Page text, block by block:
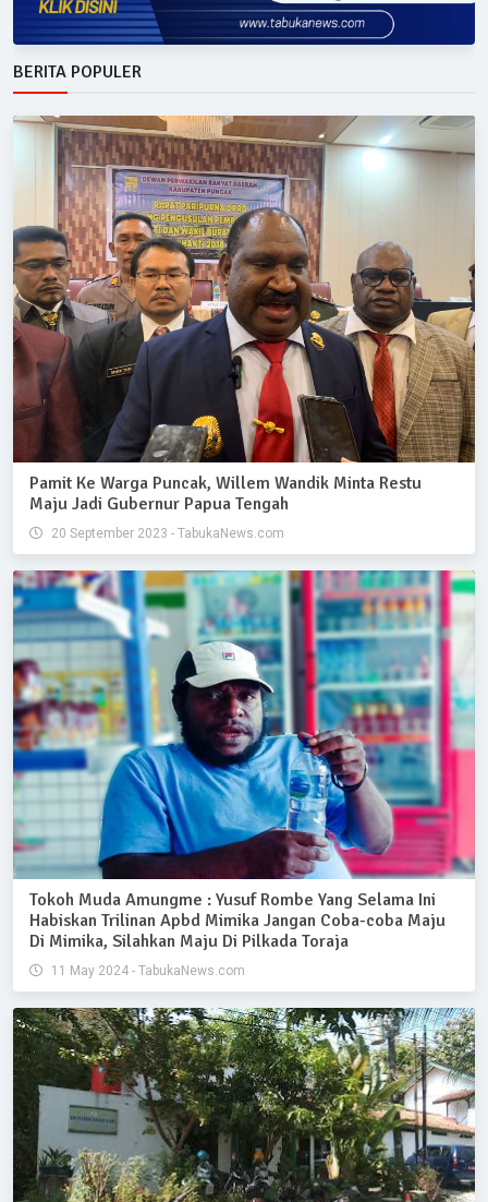
BERITA POPULER
Pamit Ke Warga Puncak, Willem Wandik Minta Restu
Maju Jadi Gubernur Papua Tengah
20 September 2023 - TabukaNews.com
Tokoh Muda Amungme : Yusuf Rombe Yang Selama Ini
Habiskan Trilinan Apbd Mimika Jangan Coba-coba Maju
Di Mimika, Silahkan Maju Di Pilkada Toraja
11 May 2024 - TabukaNews.com